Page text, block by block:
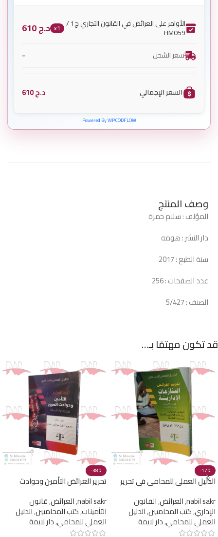
الأوامر على العرائض في القانون التجاري ج1 /
HM059
x1 د.ج
سعر الشحن -
السعر الإجمالي د.ج
Powered By WPCODFLOW
وصف المنتج
المؤلف : سلام حمزة
دار النشر : هومه
سنة الطبع : 2017
عدد الصفحات : 256
الصنف : 5/427
قد تكون مهتمًا بـ…
-17%
الدليل العملي للمحامي في تحرير
nabil sakr
,العرائض,القانون
الإداري,كتب المحاميين,الدليل
العملي للمحامي,دار لايمة
-38%
تحرير العرائض التأمين وحوادث
للمحامي )
nabil sakr
,العرائض,قانون
التأمينات,كتب المحاميين,الدليل
العملي للمحامي,دار لايمة